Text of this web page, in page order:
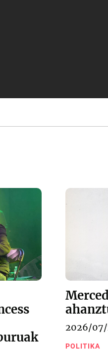
2026/
POLITIKA